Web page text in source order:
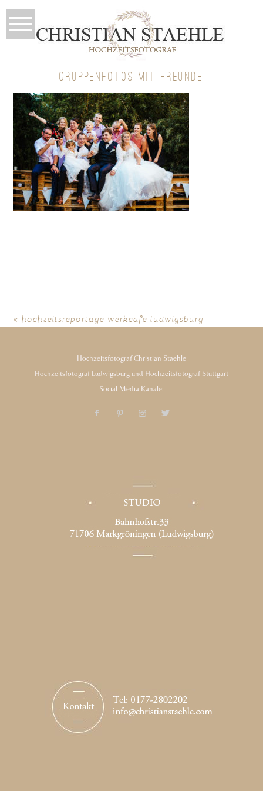
GRUPPENFOTOS MIT FREUNDE
« hochzeitsreportage werkcafe ludwigsburg
Hochzeitsfotograf Christian Staehle
Hochzeitsfotograf Ludwigsburg und Hochzeitsfotograf Stuttgart
Social Media Kanäle: